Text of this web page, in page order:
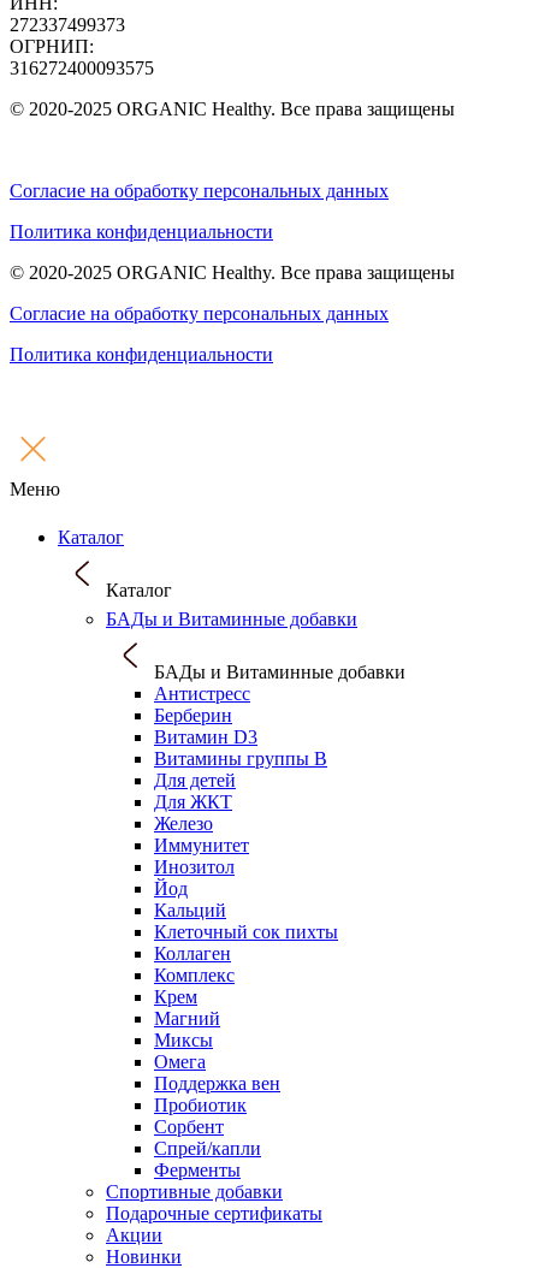
272337499373
ОГРНИП:
316272400093575
© 2020-2025 ORGANIC Healthy. Все права защищены
Согласие на обработку персональных данных
Политика конфиденциальности
© 2020-2025 ORGANIC Healthy. Все права защищены
Согласие на обработку персональных данных
Политика конфиденциальности
Меню
Каталог
Каталог
БАДы и Витаминные добавки
БАДы и Витаминные добавки
Антистресс
Берберин
Витамин D3
Витамины группы B
Для детей
Для ЖКТ
Железо
Иммунитет
Инозитол
Йод
Кальций
Клеточный сок пихты
Коллаген
Комплекс
Крем
Магний
Миксы
Омега
Поддержка вен
Пробиотик
Сорбент
Спрей/капли
Ферменты
Спортивные добавки
Подарочные сертификаты
Акции
Новинки